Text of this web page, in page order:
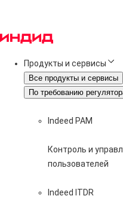
Продукты и сервисы
Все продукты и сервисы
По требованию
Indeed PAM
Контроль и
пользователей
Indeed ITDR